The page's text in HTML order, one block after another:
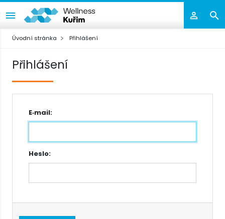
Úvodní stránka Přihlášení
Přihlášení
E‑mail:
Heslo: